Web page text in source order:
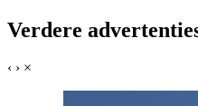
Verdere
‹ › ×